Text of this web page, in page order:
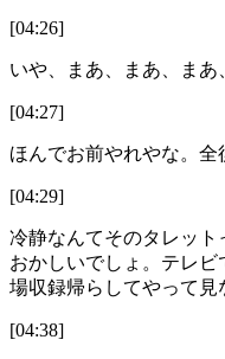
[04:26]
いや、まあ、まあ、まあ
[04:27]
ほんでお前やれやな。
[04:29]
冷静なんてそのタレット
おかしいでしょ。テレ
場収録帰らしてやって見
[04:38]